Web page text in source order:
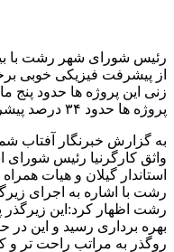
رئیس شورای شهر رشت با
از پیشرفت فیزیکی خوبی
زنی این پروژه ها حدود
پروژه ها حدود ۳۴ درصد پیشرفت فیزیکی دارند .
به گزارش خبرنگار
واثق کارگرنیا رئیس
استاندار گیلان و هیات
بهره برداری رسید و این
روگذر به مراتب راحت تر و